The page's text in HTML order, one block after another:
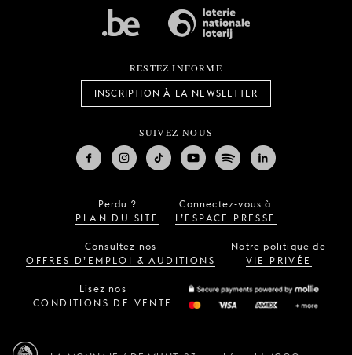
RESTEZ INFORMÉ
INSCRIPTION À LA NEWSLETTER
SUIVEZ-NOUS
Perdu ?
PLAN DU SITE
Connectez-vous à
L’ESPACE PRESSE
Consultez nos
OFFRES D’EMPLOI & AUDITIONS
Notre politique de
VIE PRIVÉE
Lisez nos
CONDITIONS DE VENTE